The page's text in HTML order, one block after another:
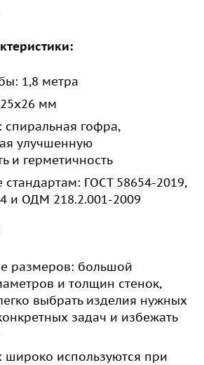
1,8 метра
мм
спиральная гофра,
улучшенную
и герметичность
стандартам: ГОСТ 58654-2019,
и ОДМ 218.2.001-2009
размеров: большой
и толщин стенок,
выбрать изделия нужных
задач и избежать
используются при